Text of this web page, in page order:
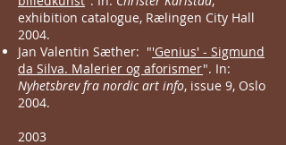
exhibition catalogue, Rælingen City Hall
2004.
Jan Valentin Sæther: "'Genius' - Sigmund
da Silva. Malerier og aforismer". In:
Nyhetsbrev fra nordic art info, issue 9, Oslo
2004.
2003